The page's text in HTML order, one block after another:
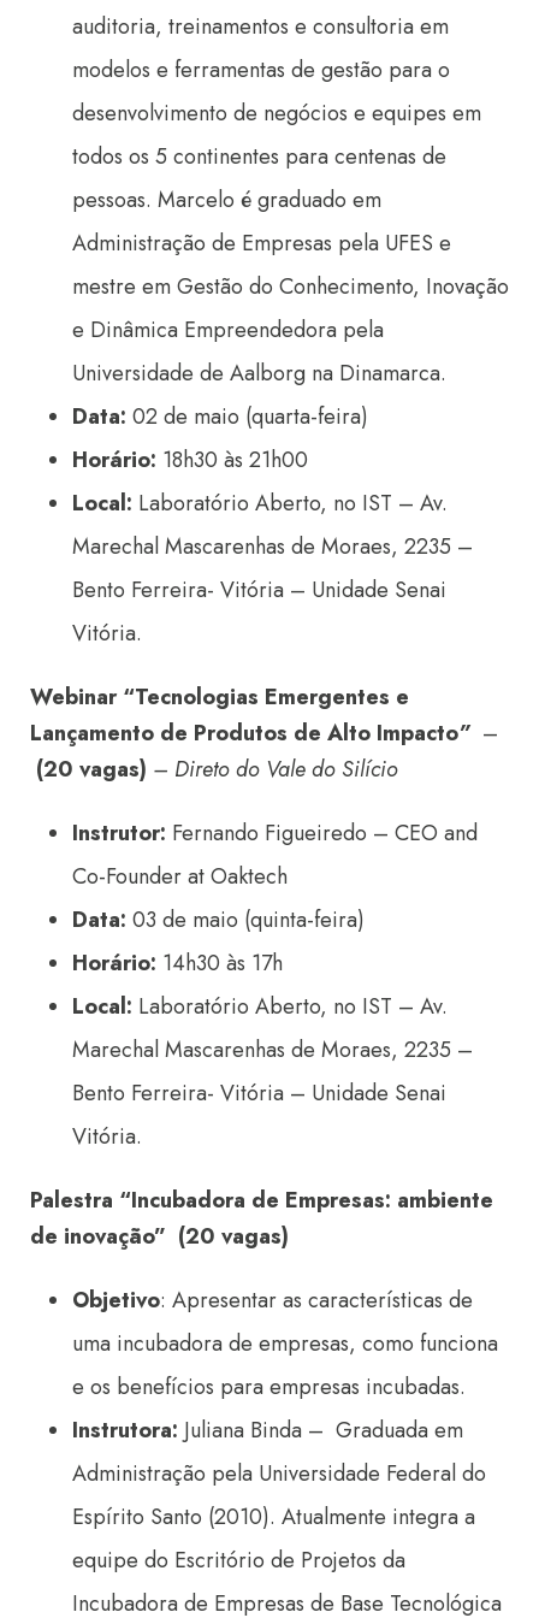
auditoria, treinamentos e consultoria em
modelos e ferramentas de gestão para o
desenvolvimento de negócios e equipes em
todos os 5 continentes para centenas de
pessoas. Marcelo é graduado em
Administração de Empresas pela UFES e
mestre em Gestão do Conhecimento, Inovação
e Dinâmica Empreendedora pela
Universidade de Aalborg na Dinamarca.
Data: 02 de maio (quarta-feira)
Horário: 18h30 às 21h00
Local: Laboratório Aberto, no IST – Av.
Marechal Mascarenhas de Moraes, 2235 –
Bento Ferreira- Vitória – Unidade Senai
Vitória.
Webinar “Tecnologias Emergentes e
Lançamento de Produtos de Alto Impacto” –
(20 vagas) – Direto do Vale do Silício
Instrutor: Fernando Figueiredo – CEO and
Co-Founder at Oaktech
Data: 03 de maio (quinta-feira)
Horário: 14h30 às 17h
Local: Laboratório Aberto, no IST – Av.
Marechal Mascarenhas de Moraes, 2235 –
Bento Ferreira- Vitória – Unidade Senai
Vitória.
Palestra “Incubadora de Empresas: ambiente
de inovação” (20 vagas)
Objetivo: Apresentar as características de
uma incubadora de empresas, como funciona
e os benefícios para empresas incubadas.
Instrutora: Juliana Binda – Graduada em
Administração pela Universidade Federal do
Espírito Santo (2010). Atualmente integra a
equipe do Escritório de Projetos da
Incubadora de Empresas de Base Tecnológica